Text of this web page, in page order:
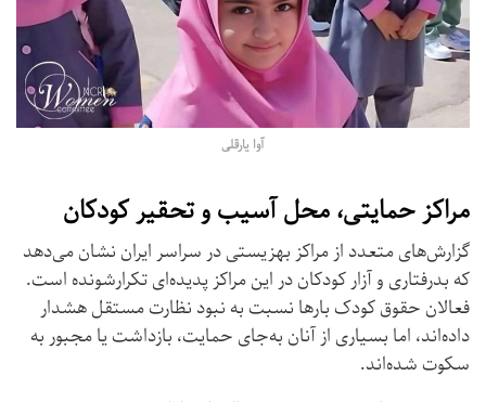
آوا یارقلی
مراکز حمایتی، محل آسیب و تحقیر کودکان
گزارش‌های متعدد از مراکز بهزیستی در سراسر ایران نشان می‌دهد
که بدرفتاری و آزار کودکان در این مراکز پدیده‌ای تکرارشونده است.
فعالان حقوق کودک بارها نسبت به نبود نظارت مستقل هشدار
داده‌اند، اما بسیاری از آنان به‌جای حمایت، بازداشت یا مجبور به
سکوت شده‌اند.